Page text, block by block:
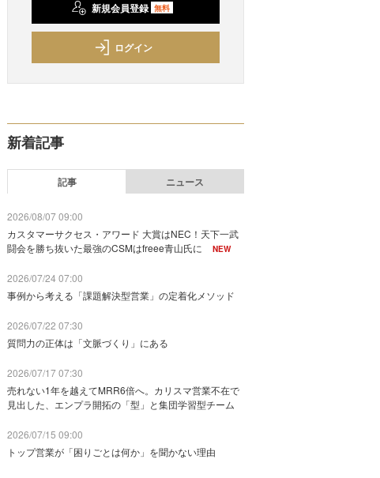
新規会員登録 無料
ログイン
新着記事
記事 ニュース
2026/08/07 09:00
カスタマーサクセス・アワード 大賞はNEC！天下一武
闘会を勝ち抜いた最強のCSMはfreee青山氏に
NEW
2026/07/24 07:00
事例から考える「課題解決型営業」の定着化メソッド
2026/07/22 07:30
質問力の正体は「文脈づくり」にある
2026/07/17 07:30
売れない1年を越えてMRR6倍へ。カリスマ営業不在で
見出した、エンプラ開拓の「型」と集団学習型チーム
2026/07/15 09:00
トップ営業が「困りごとは何か」を聞かない理由